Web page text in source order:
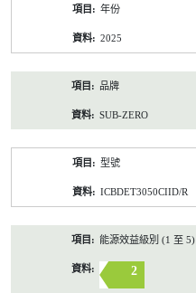
年份
2025
品牌
SUB-ZERO
型號
ICBDET3050CIID/R
能源效益級別 (1 至 5)
2